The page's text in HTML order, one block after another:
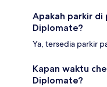
Apakah parkir
Diplomate?
Ya, tersedia parkir
Kapan waktu
Diplomate?